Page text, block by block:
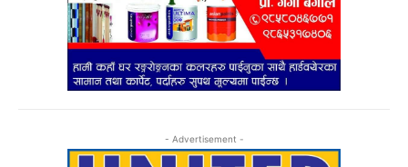
- Advertisement -